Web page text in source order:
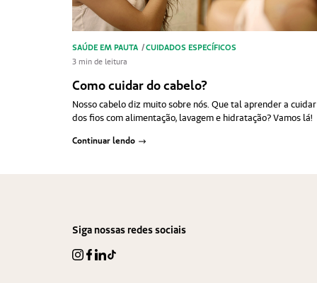
SAÚDE EM PAUTA /CUIDADOS ESPECÍFICOS
3 min de leitura
Como cuidar do cabelo?
Nosso cabelo diz muito sobre nós. Que tal aprender a cuidar
dos fios com alimentação, lavagem e hidratação? Vamos lá!
Continuar lendo
Siga nossas redes sociais